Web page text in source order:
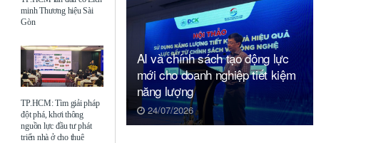
minh Thương hiệu Sài
Gòn
TP.HCM: Tìm giải pháp
đột phá, khơi thông
nguồn lực đầu tư phát
triển nhà ở cho thuê
AI và chính sách tạo động lực
mới cho doanh nghiệp tiết kiệm
năng lượng
24/07/2026